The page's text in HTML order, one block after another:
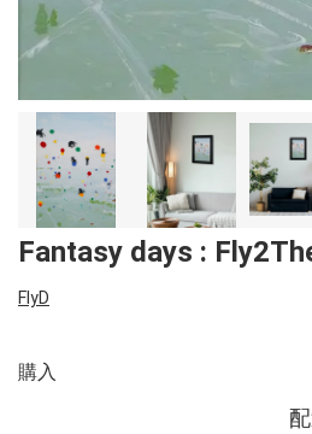
Fantasy days :
FlyD
購入